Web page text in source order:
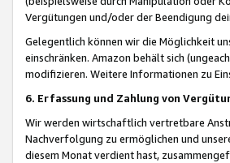
Vergütungen und/oder der Beendigung
Gelegentlich können wir die Möglichkeit
einschränken. Amazon behält sich
modifizieren. Weitere Informationen zu
6. Erfassung und Zahlung von
Wir werden wirtschaftlich vertretbare
Nachverfolgung zu ermöglichen und
diesem Monat verdient hast,